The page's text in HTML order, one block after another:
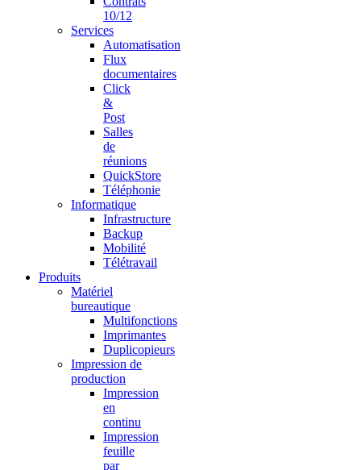
10/12
Services
Automatisation
Flux
documentaires
Click
&
Post
Salles
de
réunions
QuickStore
Téléphonie
Informatique
Infrastructure
Backup
Mobilité
Télétravail
Produits
Matériel
bureautique
Multifonctions
Imprimantes
Duplicopieurs
Impression de
production
Impression
en
continu
Impression
feuille
par